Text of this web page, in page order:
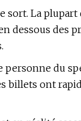
sort. La
dessous des
personne du
billets ont